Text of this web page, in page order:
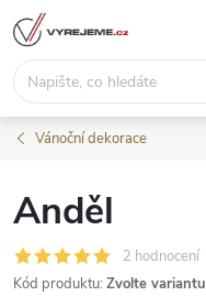
Přejít
na
obsah
Vánoční dekorace
Anděl
2 hodnocení
Kód produktu: Zvolte variantu